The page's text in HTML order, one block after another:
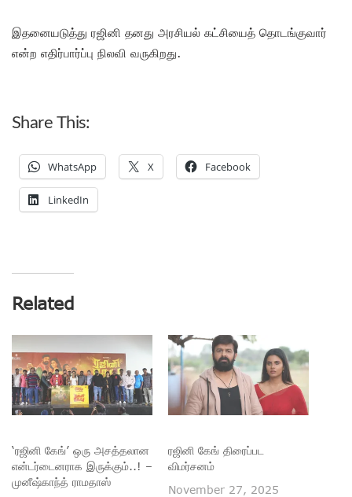
இதனையடுத்து ரஜினி தனது அரசியல் கட்சியைத் தொடங்குவார்
என்ற எதிர்பார்ப்பு நிலவி வருகிறது.
Share This:
WhatsApp X Facebook
LinkedIn
Related
‘ரஜினி கேங்’ ஒரு அசத்தலான
என்டர்டைனராக இருக்கும்..! –
முனீஷ்காந்த் ராமதாஸ்
ரஜினி கேங் திரைப்பட
விமர்சனம்
November 27, 2025